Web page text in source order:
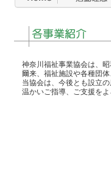
神奈川福祉事業協会は、
爾来、福祉施設や各種団
当協会は、今後とも設立
温かいご指導、ご支援をよ